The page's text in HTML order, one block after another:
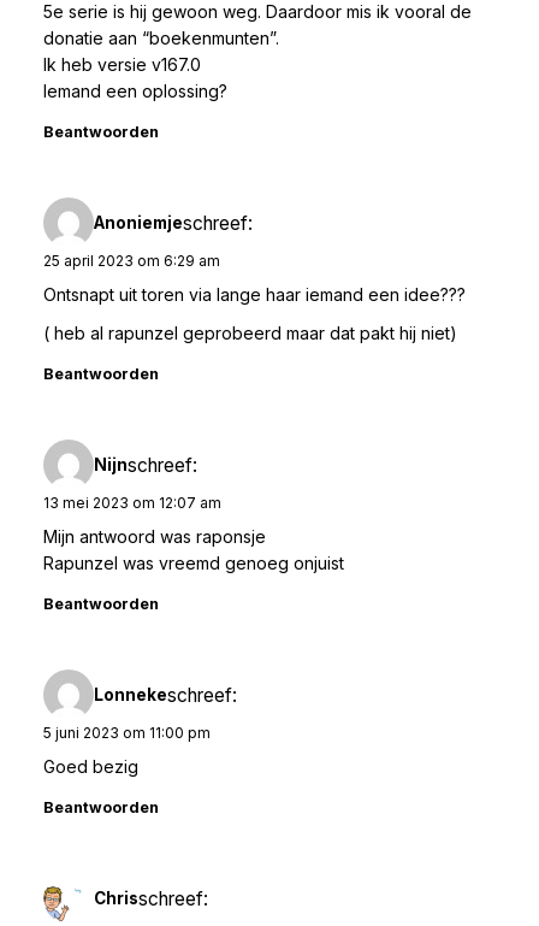
5e serie is hij gewoon weg. Daardoor mis ik vooral de
donatie aan “boekenmunten”.
Ik heb versie v167.0
Iemand een oplossing?
Beantwoorden
Anoniemjeschreef:
25 april 2023 om 6:29 am
Ontsnapt uit toren via lange haar iemand een idee???
( heb al rapunzel geprobeerd maar dat pakt hij niet)
Beantwoorden
Nijnschreef:
13 mei 2023 om 12:07 am
Mijn antwoord was raponsje
Rapunzel was vreemd genoeg onjuist
Beantwoorden
Lonnekeschreef:
5 juni 2023 om 11:00 pm
Goed bezig
Beantwoorden
Chrisschreef: